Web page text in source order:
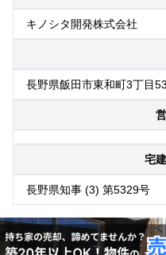
キノシタ開発株式会社
長野県飯田市東和町3丁目
宅
長野県知事 (3) 第5329号